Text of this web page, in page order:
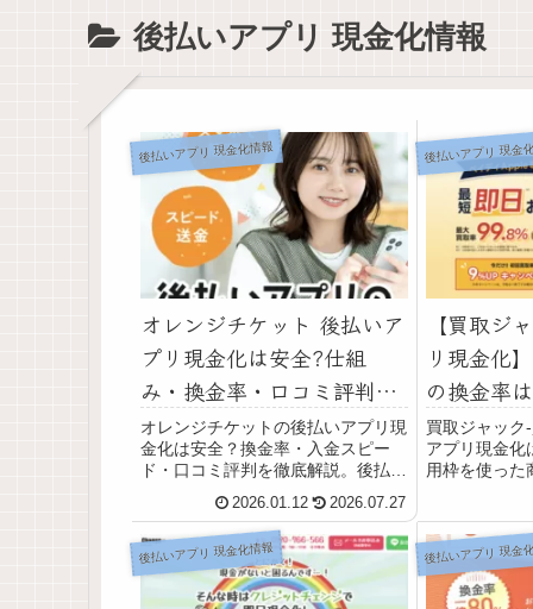
後払いアプリ 現金化情報
後払いアプリ 現金化情報
オレンジチケット 後払いア
プリ現金化は安全?仕組
み・換金率・口コミ評判を
徹底解説
オレンジチケットの後払いアプリ現
金化は安全？換金率・入金スピー
ド・口コミ評判を徹底解説。後払い
仕組み、注意点、他社比較まで網
羅。「急ぎで現金が必要」「後払い
アプリを現金化したい」そんな人に
名前が挙がりやすいの...
2026.01.12 2026.07.27
後払いアプリ 現金
【買取ジ
リ現金化
の換金率
用者口コ
徹底解説
買取ジャック
アプリ現金化
用枠を使った
払いアプリの
得たいと考え
という即...
後払いアプリ 現金化情報 後払いアプリ 現金